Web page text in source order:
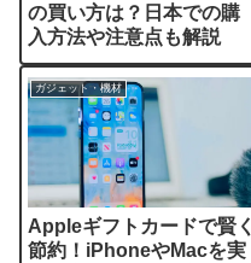
の買い方は？日本での購
入方法や注意点も解説
ガジェット・機材
Appleギフトカードで賢く
節約！iPhoneやMacを実